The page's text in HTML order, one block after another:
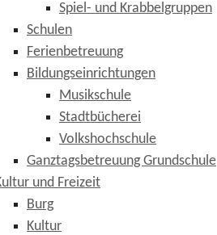
Spiel- und Krabbelgruppen
Schulen
Ferienbetreuung
Bildungseinrichtungen
Musikschule
Stadtbücherei
Volkshochschule
Ganztagsbetreuung Grundschule
und Freizeit
Burg
Kultur